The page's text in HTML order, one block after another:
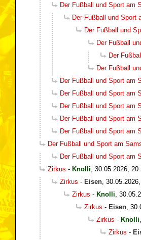
Der Fußball und Sport am
Der Fußball und Sport
Der Fußball und
Der Fußball
Der
Der Fußball
Der Fußball und Sport am
Der Fußball und Sport am
Der Fußball und Sport am
Der Fußball und Sport am
Der Fußball und Sport am
Der Fußball und Sport am
Der Fußball und Sport am
Zirkus - Knolli 30.05.2026,
Zirkus - Eisen
Zirkus - Knolli
Zirkus - Eisen
Zirkus - Knolli
Zirkus -